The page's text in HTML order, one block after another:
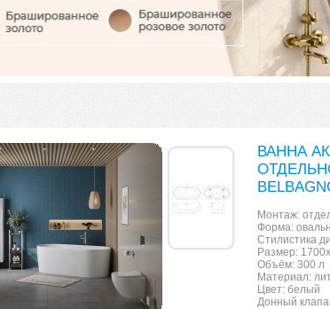
ВАННА
Монтаж:
Форма:
Стилистика
Размер:
Объём: 300 л
Материал:
Цвет: белый
Донный